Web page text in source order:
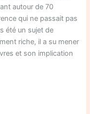
autour de 70
qui ne passait pas
été un sujet de
riche, il a su mener
et son implication